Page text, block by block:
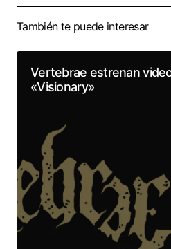
También te puede interesar
Vertebrae estrenan
«Visionary»